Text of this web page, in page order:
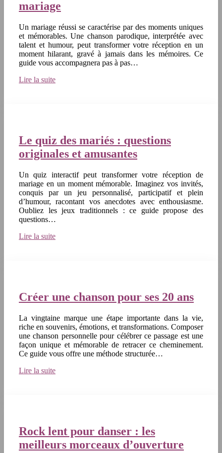
mariage
Un mariage réussi se caractérise par des moments uniques
et mémorables. Une chanson parodique, interprétée avec
talent et humour, peut transformer votre réception en un
moment hilarant, gravé à jamais dans les mémoires. Ce
guide vous accompagnera pas à pas…
Lire la suite
Le quiz des mariés : questions
originales et amusantes
Un quiz interactif peut transformer votre réception de
mariage en un moment mémorable. Imaginez vos invités,
conquis par un jeu personnalisé, participatif et plein
d’humour, racontant vos anecdotes avec enthousiasme.
Oubliez les jeux traditionnels : ce guide propose des
questions…
Lire la suite
Créer une chanson pour ses 20 ans
La vingtaine marque une étape importante dans la vie,
riche en souvenirs, émotions, et transformations. Composer
une chanson personnelle pour célébrer ce passage est une
façon unique et mémorable de retracer ce cheminement.
Ce guide vous offre une méthode structurée…
Lire la suite
Rock lent pour danser : les
meilleurs morceaux d’ouverture